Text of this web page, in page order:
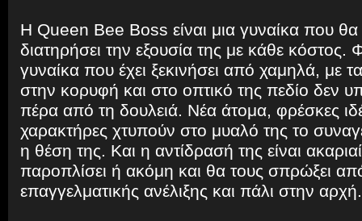
Η Queen Bee Boss είναι μια γυναίκα που θα
διατηρήσει την εξουσία της με κάθε κόστος.
γυναίκα που έχει ξεκινήσει από χαμηλά, με
στην κορυφή και στο οπτικό της πεδίο δεν
πέρα από τη δουλειά. Νέα άτομα, φρέσκες
χαρακτήρες χτυπούν στο μυαλό της το
η θέση της. Και η αντίδρασή της είναι
παροπλίσει ή ακόμη και θα τους σπρώξει
επαγγελματικής ανέλιξης και πάλι στην αρχή.